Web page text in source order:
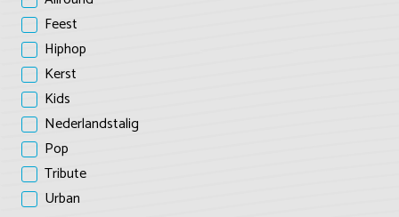
Feest
Hiphop
Kerst
Kids
Nederlandstalig
Pop
Tribute
Urban